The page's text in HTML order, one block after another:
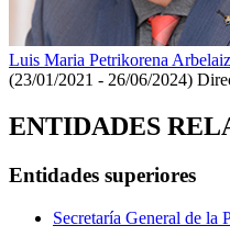
Luis Maria Petrikorena Arbelaiz
(23/01/2021 - 26/06/2024)
ENTIDADES
Entidades superiores
Secretaría General de la